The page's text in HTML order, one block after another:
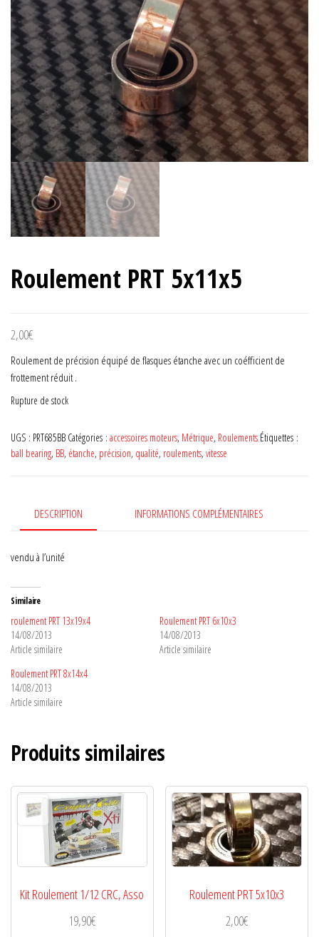
Roulement PRT 5x11x5
2,00€
Roulement de précision équipé de flasques étanche avec un coéfficient de
frottement réduit .
Rupture de stock
UGS : PRT685BB Catégories : accessoires moteurs, Métrique, Roulements Étiquettes :
ball bearing, BB, étanche, précision, qualité, roulements, vitesse
DESCRIPTION INFORMATIONS COMPLÉMENTAIRES
vendu à l’unité
Similaire
roulement PRT 13x19x4
14/08/2013
Article similaire
Roulement PRT 6x10x3
14/08/2013
Article similaire
Roulement PRT 8x14x4
14/08/2013
Article similaire
Produits similaires
Kit Roulement 1/12 CRC, Asso
19,90€
Roulement PRT 5x10x3
2,00€